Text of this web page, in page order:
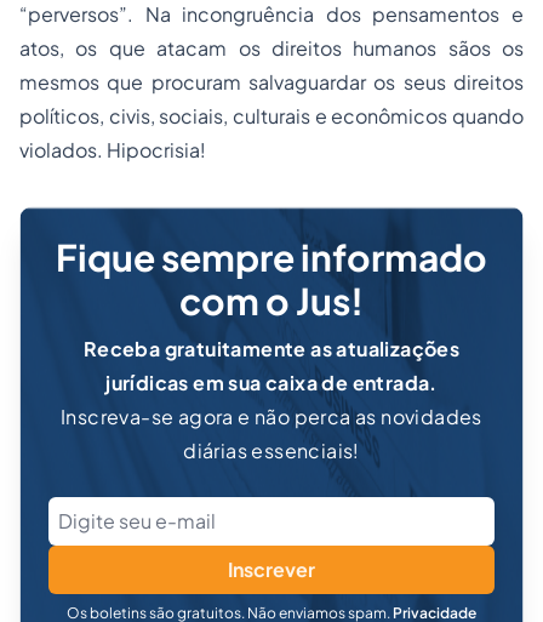
“perversos”. Na incongruência dos pensamentos e
atos, os que atacam os direitos humanos sãos os
mesmos que procuram salvaguardar os seus direitos
políticos, civis, sociais, culturais e econômicos quando
violados. Hipocrisia!
Fique sempre informado
com o Jus!
Receba gratuitamente as atualizações
jurídicas em sua caixa de entrada.
Inscreva-se agora e não perca as novidades
diárias essenciais!
Inscrever
Os boletins são gratuitos. Não enviamos spam. Privacidade